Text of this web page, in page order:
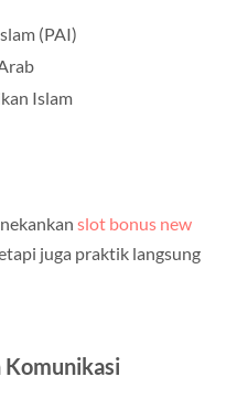
(PAI)
Islam
slot bonus new
juga praktik langsung
Komunikasi